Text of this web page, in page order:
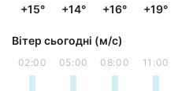
+15° +14° +16° +19°
Вітер сьогодні (м/с)
02:00 05:00 08:00 11:00